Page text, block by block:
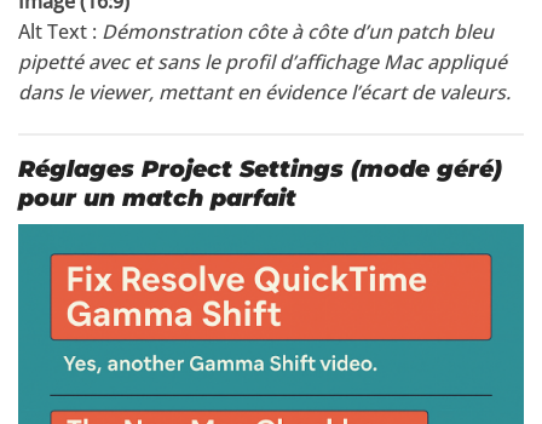
Alt Text : Démonstration côte à côte d’un patch bleu
pipetté avec et sans le profil d’affichage Mac appliqué
dans le viewer, mettant en évidence l’écart de valeurs.
Réglages Project Settings (mode géré)
pour un match parfait